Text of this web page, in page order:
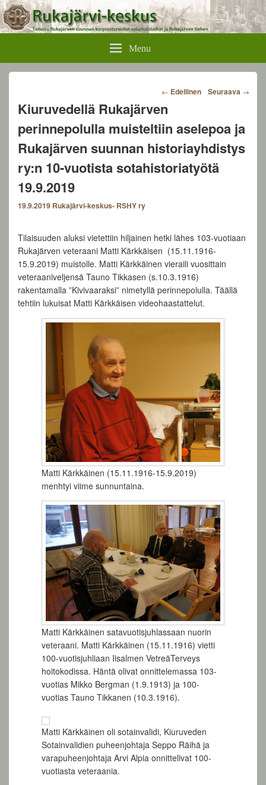
Rukajärvikeskus
Menu
Post
← Edellinen Seuraava →
Kiuruvedellä Rukajärven
perinnepolulla muisteltiin aselepoa ja
Rukajärven suunnan historiayhdistys
ry:n 10-vuotista sotahistoriatyötä
19.9.2019
19.9.2019 Rukajärvi-keskus- RSHY ry
Tilaisuuden aluksi vietettiin hiljainen hetki lähes 103-vuotiaan
Rukajärven veteraani Matti Kärkkäisen (15.11.1916-
15.9.2019) muistolle. Matti Kärkkäinen vieraili vuosittain
veteraaniveljensä Tauno Tikkasen (s.10.3.1916)
rakentamalla ”Kivivaaraksi” nimetyllä perinnepolulla. Täällä
tehtiin lukuisat Matti Kärkkäisen videohaastattelut.
Matti Kärkkäinen (15.11.1916-15.9.2019)
menhtyi viime sunnuntaina.
Matti Kärkkäinen satavuotisjuhlassaan nuorin
veteraani. Matti Kärkkäinen (15.11.1916) vietti
100-vuotisjuhliaan Iisalmen VetreäTerveys
hoitokodissa. Häntä olivat onnittelemassa 103-
vuotias Mikko Bergman (1.9.1913) ja 100-
vuotias Tauno Tikkanen (10.3.1916).
Matti Kärkkäinen oli sotainvalidi, Kiuruveden
Sotainvalidien puheenjohtaja Seppo Räihä ja
varapuheenjohtaja Arvi Alpia onnittelivat 100-
vuotiasta veteraania.